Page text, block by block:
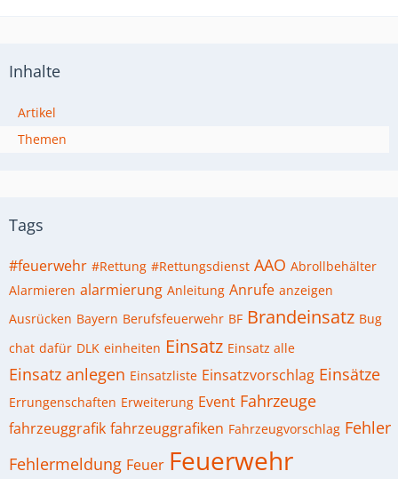
Inhalte
Artikel
Themen
Tags
#feuerwehr #Rettung #Rettungsdienst AAO Abrollbehälter
Alarmieren alarmierung Anleitung Anrufe anzeigen
Ausrücken Bayern Berufsfeuerwehr BF Brandeinsatz Bug
chat dafür DLK einheiten Einsatz Einsatz alle
Einsatz anlegen Einsatzliste Einsatzvorschlag Einsätze
Errungenschaften Erweiterung Event Fahrzeuge
fahrzeuggrafik fahrzeuggrafiken Fahrzeugvorschlag Fehler
Fehlermeldung Feuer Feuerwehr